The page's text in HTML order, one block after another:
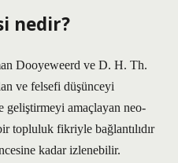
nedir?
Dooyeweerd ve D. H. Th.
ve felsefi düşünceyi
amaçlayan neo-
topluluk fikriyle bağlantılıdır
kadar izlenebilir.